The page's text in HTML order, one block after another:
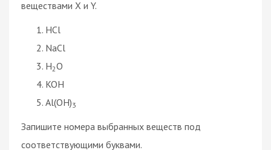
веществами X и Y.
HCl
NaCl
H2O
KOH
Al(OH)3
Запишите номера выбранных веществ под
соответствующими буквами.